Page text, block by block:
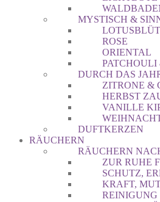
MYSTISCH &
ROSE
ORIENTAL
DURCH DAS
ZITRONE &
HERBST
VANILLE
DUFTKERZEN
RÄUCHERN
RÄUCHERN
ZUR RUHE
SCHUTZ,
KRAFT,